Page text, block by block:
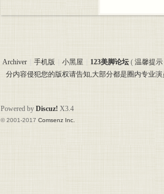
Archiver 手机版 小黑屋 123美脚论坛 ( 温馨提
分内容侵犯您的版权请告知,大部分都是圈内专业
Powered by Discuz! X3.4
© 2001-2017 Comsenz Inc.